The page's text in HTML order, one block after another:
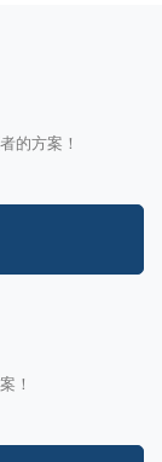
的方案！
！